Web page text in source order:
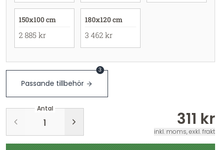
150x100 cm
2 885 kr
180x120 cm
3 462 kr
Passande tillbehör
3
Antal
311 kr
inkl. moms, exkl. frakt